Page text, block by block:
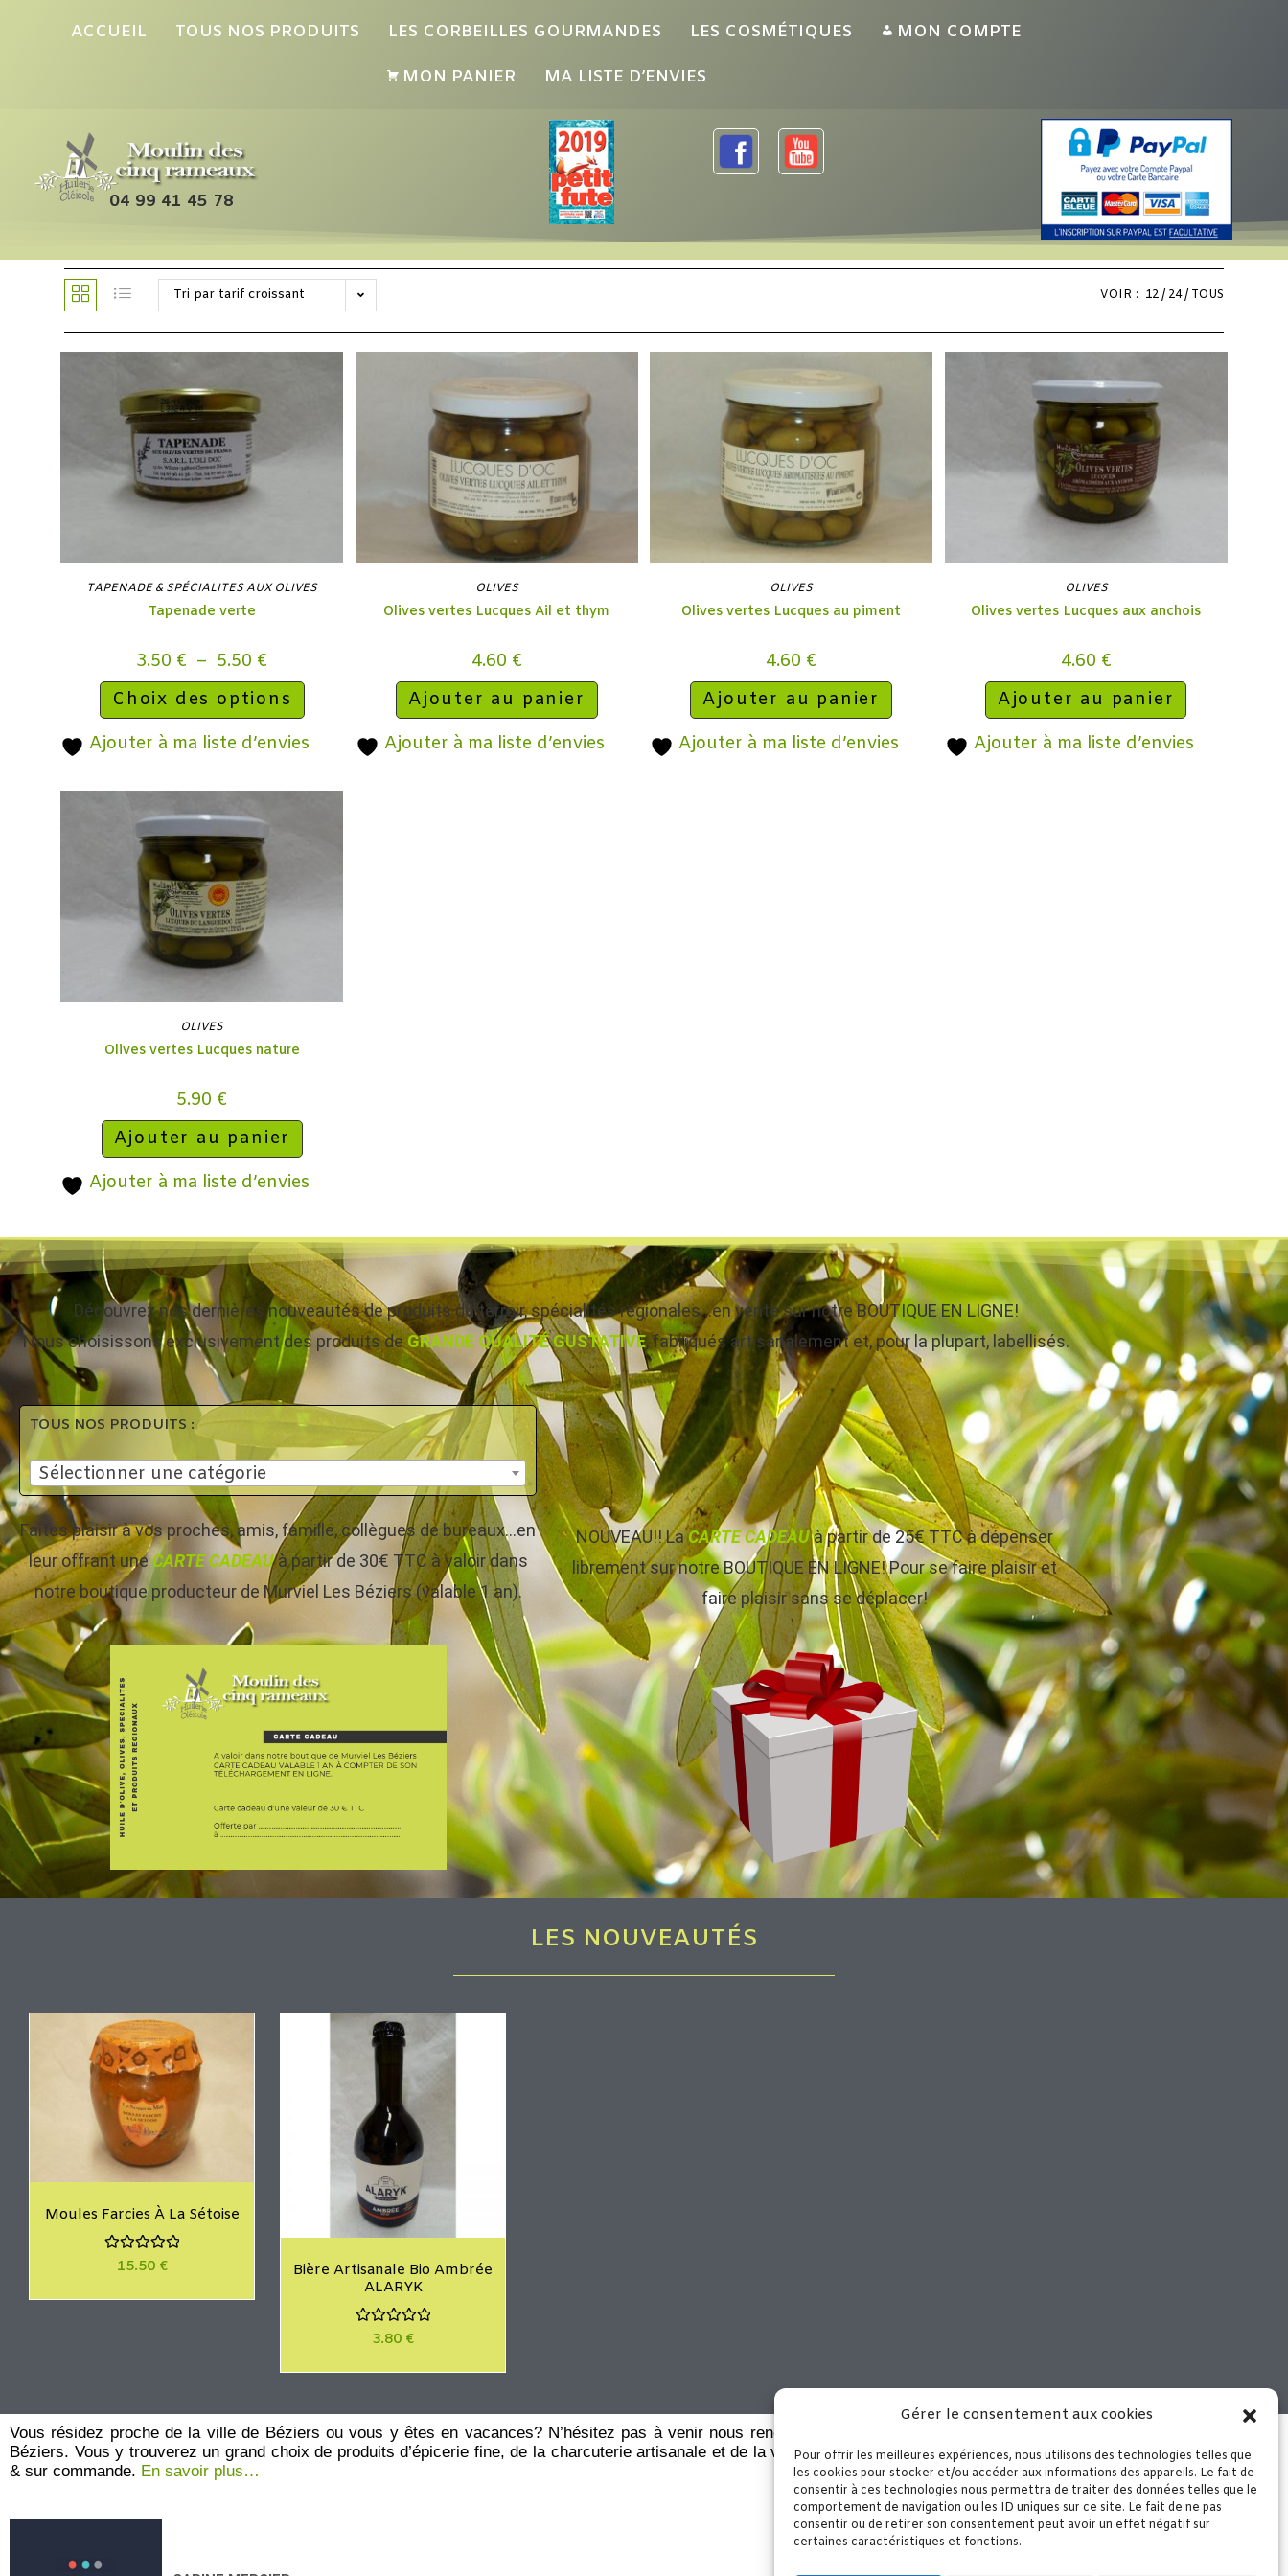
Gérer le consentement aux cookies
Pour offrir les meilleures expériences, nous utilisons des technologies telles que
les cookies pour stocker et/ou accéder aux informations des appareils. Le fait de
consentir à ces technologies nous permettra de traiter des données telles que le
comportement de navigation ou les ID uniques sur ce site. Le fait de ne pas
consentir ou de retirer son consentement peut avoir un effet négatif sur
certaines caractéristiques et fonctions.
ACCUEIL TOUS NOS PRODUITS LES CORBEILLES GOURMANDES LES COSMÉTIQUES MON COMPTE
MON PANIER MA LISTE D’ENVIES
04 99 41 45 78
Tri par tarif croissant VOIR : 12 24 TOUS
TAPENADE & SPÉCIALITES AUX OLIVES
Tapenade verte
3.50 € – 5.50 €
Choix des options
Ajouter à ma liste d’envies
OLIVES
Olives vertes Lucques Ail et thym
4.60 €
Ajouter au panier
Ajouter à ma liste d’envies
OLIVES
Olives vertes Lucques au piment
4.60 €
Ajouter au panier
Ajouter à ma liste d’envies
OLIVES
Olives vertes Lucques aux anchois
4.60 €
Ajouter au panier
Ajouter à ma liste d’envies
OLIVES
Olives vertes Lucques nature
5.90 €
Ajouter au panier
Ajouter à ma liste d’envies
Découvrez nos dernières nouveautés de produits du terroir, spécialités régionales…en vente sur notre BOUTIQUE EN LIGNE!
Nous choisissons exclusivement des produits deGRANDE QUALITÉ GUSTATIVE, fabriqués artisanalement et, pour la plupart, labellisés.
TOUS NOS PRODUITS :
Sélectionner une catégorie
Faites plaisir à vos proches, amis, famille, collègues de bureaux…en
leur offrant uneCARTE CADEAUà partir de 30€ TTC à valoir dans
notre boutique producteur de Murviel Les Béziers (valable 1 an).
NOUVEAU!! LaCARTE CADEAUà partir de 25€ TTC à dépenser
librement sur notre BOUTIQUE EN LIGNE! Pour se faire plaisir et
faire plaisir sans se déplacer!
LES NOUVEAUTÉS
Moules Farcies À La Sétoise
e
15.50 €
Bière Artisanale Bio Ambrée
ALARYK
e
u
r
5
3.80 €
Vous résidez proche de la ville de Béziers ou vous y êtes en vacances? N’hésitez pas à venir nous rencontrer dans notre boutique de Murviel les
Béziers. Vous y trouverez un grand choix de produits d’épicerie fine, de la charcuterie artisanale et de la viande fraîche – Arrivage le mercredi matin
& sur commande. En savoir plus…